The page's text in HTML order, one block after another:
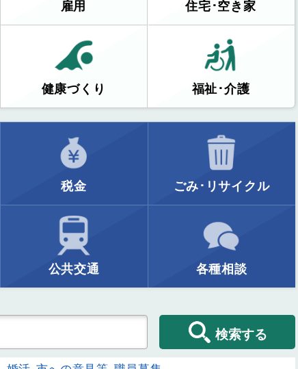
雇用 住宅･空き家
健康づくり 福祉･介護
税金 ごみ･リサイクル
公共交通 各種相談
検索する